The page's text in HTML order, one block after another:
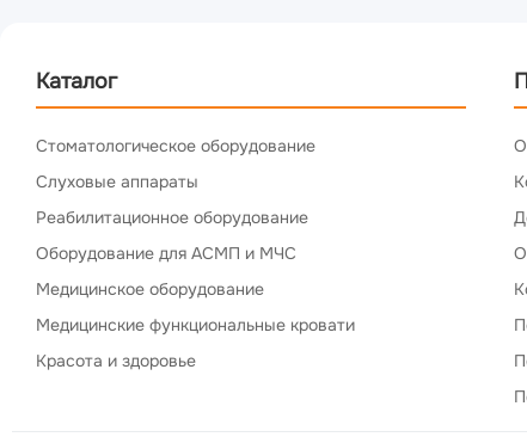
Каталог
Стоматологическое оборудование
Слуховые аппараты
Реабилитационное оборудование
Оборудование для АСМП и МЧС
Медицинское оборудование
Медицинские функциональные кровати
Красота и здоровье